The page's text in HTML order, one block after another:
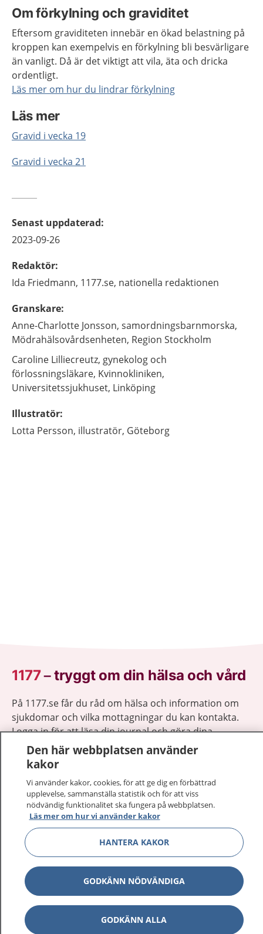
Om förkylning och graviditet
Eftersom graviditeten innebär en ökad belastning på
kroppen kan exempelvis en förkylning bli besvärligare
än vanligt. Då är det viktigt att vila, äta och dricka
ordentligt.
Läs mer om hur du lindrar förkylning
Läs mer
Gravid i vecka 19
Gravid i vecka 21
Senast uppdaterad:
2023-09-26
Redaktör:
Ida Friedmann, 1177.se, nationella redaktionen
Granskare:
Anne-Charlotte Jonsson, samordningsbarnmorska,
Mödrahälsovårdsenheten, Region Stockholm
Caroline Lilliecreutz, gynekolog och
förlossningsläkare, Kvinnokliniken,
Universitetssjukhuset, Linköping
Illustratör:
Lotta Persson, illustratör, Göteborg
1177–tryggt om din hälsa och vård
På 1177.se får du råd om hälsa och information om
sjukdomar och vilka mottagningar du kan kontakta.
Logga in för att läsa din journal och göra dina
vårdärenden. Ring telefonnummer 1177 för
sjukvårdsrådgivning dygnet runt.
1177 på flera språk Visa
Om 1177 Visa
Kontakt Visa
Den här webbplatsen använder
kakor
Vi använder kakor, cookies, för att ge dig en förbättrad
upplevelse, sammanställa statistik och för att viss
nödvändig funktionalitet ska fungera på webbplatsen.
Läs mer om hur vi använder kakor
HANTERA KAKOR
GODKÄNN NÖDVÄNDIGA
GODKÄNN ALLA